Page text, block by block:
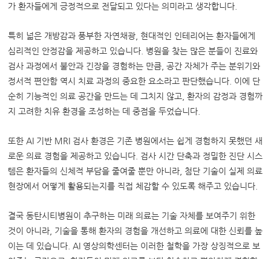
가 환자들에게 긍정적으로 전달되고 있다는 의미라고 생각합니다.
특히 넓은 개방감과 풍부한 자연채광, 현대적인 인테리어는 환자들에게
심리적인 안정감을 제공하고 있습니다. 병원을 찾는 많은 분들이 진료와
검사 과정에서 불안과 긴장을 경험하는 만큼, 공간 자체가 주는 분위기와
정서적 편안함 역시 치료 과정의 중요한 요소라고 판단했습니다. 이에 단
순히 기능적인 의료 공간을 만드는 데 그치지 않고, 환자의 감정과 경험까
지 고려한 치유 환경을 조성하는 데 중점을 두었습니다.
또한 AI 기반 MRI 검사 환경은 기존 병원에서는 쉽게 경험하지 못했던 새
로운 의료 경험을 제공하고 있습니다. 검사 시간 단축과 정밀한 진단 시스
템은 환자들의 신체적 부담을 줄여줄 뿐만 아니라, 첨단 기술이 실제 의료
현장에서 어떻게 활용되는지를 직접 체감할 수 있도록 해주고 있습니다.
결국 동탄시티병원이 추구하는 미래 의료는 기술 자체를 보여주기 위한
것이 아니라, 기술을 통해 환자의 경험을 개선하고 의료에 대한 신뢰를 높
이는 데 있습니다. AI 영상의학센터는 이러한 철학을 가장 상징적으로 보